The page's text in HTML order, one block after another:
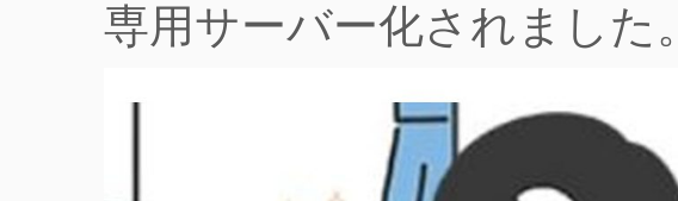
専用サーバー化されました。